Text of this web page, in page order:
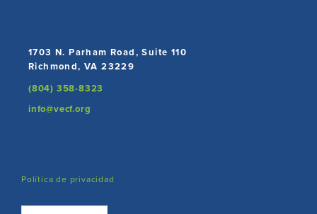
1703 N. Parham Road, Suite 110
Richmond, VA 23229
(804) 358-8323
info@vecf.org
Política de privacidad